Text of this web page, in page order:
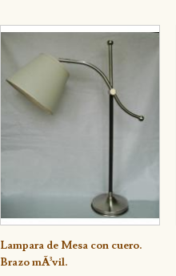
Detalle
Lampara de Mesa con cuero.
Brazo mÃ³vil.